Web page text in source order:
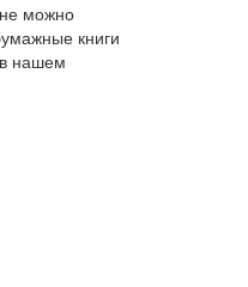
можно
книги
нашем